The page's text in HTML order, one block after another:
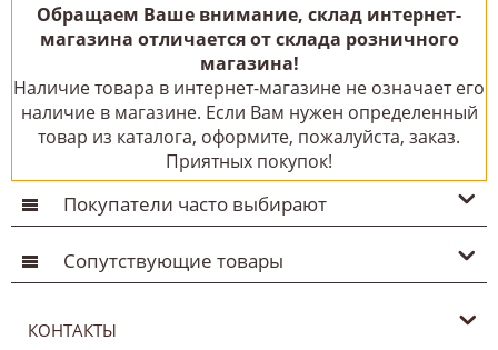
Обращаем Ваше внимание, склад интернет-
магазина отличается от склада розничного
магазина!
Наличие товара в интернет-магазине не означает его
наличие в магазине. Если Вам нужен определенный
товар из каталога, оформите, пожалуйста, заказ.
Приятных покупок!
Покупатели часто выбирают
Сопутствующие товары
КОНТАКТЫ